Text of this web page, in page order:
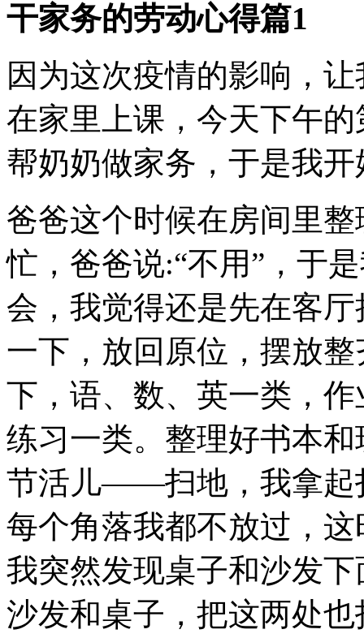
干家务的劳动心得篇1
因为这次疫情的影响，
在家里上课，今天下午
帮奶奶做家务，于是我
爸爸这个时候在房间里
忙，爸爸说:“不用”，于
会，我觉得还是先在客
一下，放回原位，摆放
下，语、数、英一类，
练习一类。整理好书本
节活儿——扫地，我拿起
每个角落我都不放过，
我突然发现桌子和沙发
沙发和桌子，把这两处